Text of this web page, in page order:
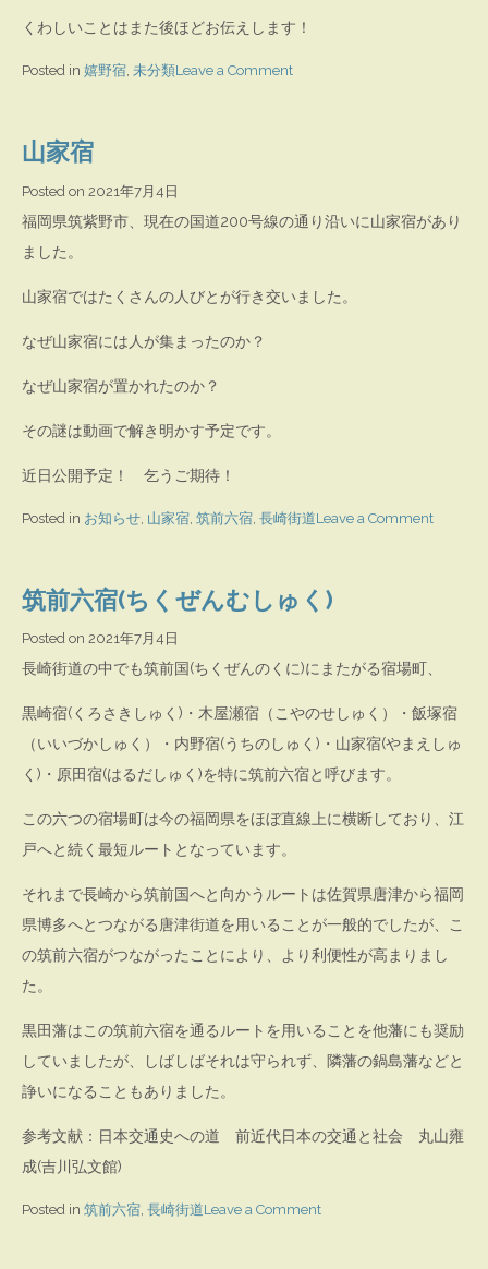
くわしいことはまた後ほどお伝えします！
Posted in 嬉野宿 未分類Leave a Commenton
山家宿
Posted on 2021年7月4日
福岡県筑紫野市、現在の国道200号線の通り沿いに山家宿があり
ました。
山家宿ではたくさんの人びとが行き交いました。
なぜ山家宿には人が集まったのか？
なぜ山家宿が置かれたのか？
その謎は動画で解き明かす予定です。
近日公開予定！ 乞うご期待！
Posted in お知らせ 山家宿 筑前六宿 長崎街道Leave a Commenton
筑前六宿(ちくぜんむしゅく)
Posted on 2021年7月4日
長崎街道の中でも筑前国(ちくぜんのくに)にまたがる宿場町、
黒崎宿(くろさきしゅく)・木屋瀬宿（こやのせしゅく）・飯塚宿
（いいづかしゅく）・内野宿(うちのしゅく)・山家宿(やまえしゅ
く)・原田宿(はるだしゅく)を特に筑前六宿と呼びます。
この六つの宿場町は今の福岡県をほぼ直線上に横断しており、江
戸へと続く最短ルートとなっています。
それまで長崎から筑前国へと向かうルートは佐賀県唐津から福岡
県博多へとつながる唐津街道を用いることが一般的でしたが、こ
の筑前六宿がつながったことにより、より利便性が高まりまし
た。
黒田藩はこの筑前六宿を通るルートを用いることを他藩にも奨励
していましたが、しばしばそれは守られず、隣藩の鍋島藩などと
諍いになることもありました。
参考文献：日本交通史への道 前近代日本の交通と社会 丸山雍
成(吉川弘文館)
Posted in 筑前六宿, 長崎街道Leave a Commenton